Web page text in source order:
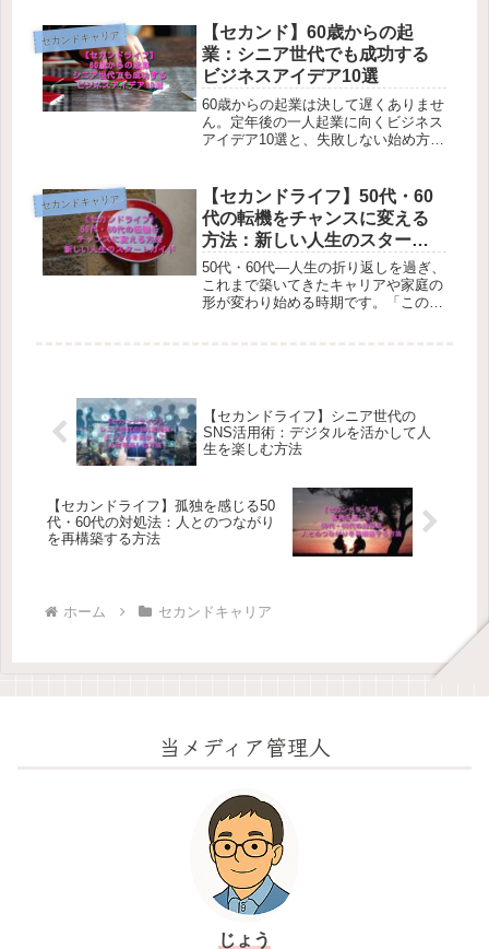
えします。
セカンドキャリア
【セカンド】60歳からの起
業：シニア世代でも成功する
ビジネスアイデア10選
60歳からの起業は決して遅くありませ
ん。定年後の一人起業に向くビジネス
アイデア10選と、失敗しない始め方、
を踏み出すための実践的な方法を解説
します。
セカンドキャリア
【セカンドライフ】50代・60
代の転機をチャンスに変える
方法：新しい人生のスタート
ガイド
50代・60代―人生の折り返しを過ぎ、
これまで築いてきたキャリアや家庭の
形が変わり始める時期です。「このま
【セカンドライフ】シニア世代の
SNS活用術：デジタルを活かして人
生を楽しむ方法
【セカンドライフ】孤独を感じる50
代・60代の対処法：人とのつながり
を再構築する方法
ホーム セカンドキャリア
当メディア管理人
じょう